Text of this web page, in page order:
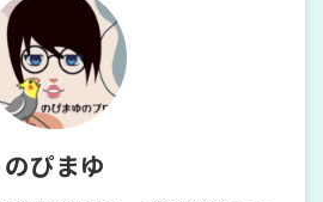
のぴまゆ